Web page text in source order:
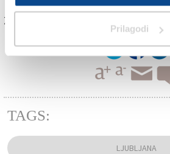
Prilagodi
Za branje in pisanje komentarjev
TAGS:
LJUBLJANA